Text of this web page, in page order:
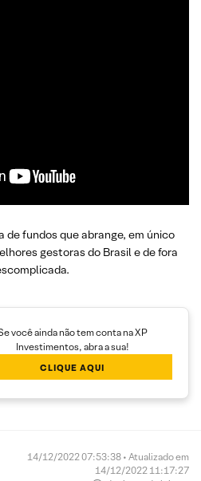
de fundos que abrange, em único
gestoras do Brasil e de fora
você ainda não tem conta na XP
Investimentos, abra a sua!
CLIQUE AQUI
14/12/2022 07:53:38 • Atualizado em
14/12/2022 11:17:27